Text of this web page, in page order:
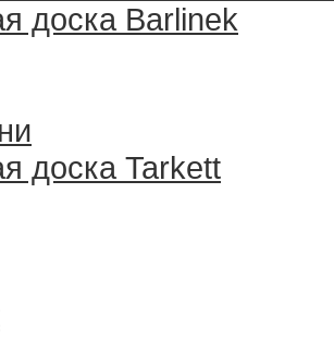
доска Barlinek
доска Tarkett